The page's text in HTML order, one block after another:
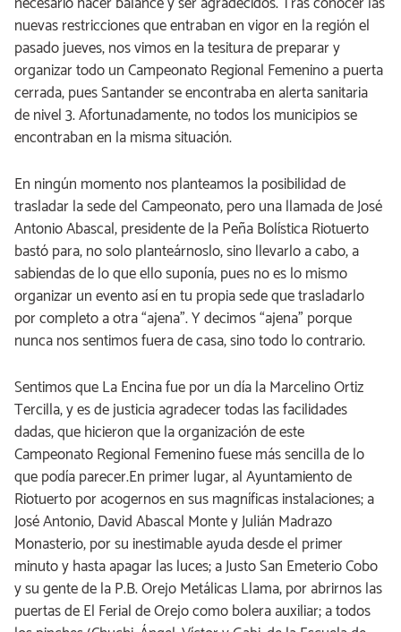
nuevas restricciones que entraban en vigor en la región el
pasado jueves, nos vimos en la tesitura de preparar y
organizar todo un Campeonato Regional Femenino a puerta
cerrada, pues Santander se encontraba en alerta sanitaria
de nivel 3. Afortunadamente, no todos los municipios se
encontraban en la misma situación.
En ningún momento nos planteamos la posibilidad de
trasladar la sede del Campeonato, pero una llamada de José
Antonio Abascal, presidente de la Peña Bolística Riotuerto
bastó para, no solo planteárnoslo, sino llevarlo a cabo, a
sabiendas de lo que ello suponía, pues no es lo mismo
organizar un evento así en tu propia sede que trasladarlo
por completo a otra “ajena”. Y decimos “ajena” porque
nunca nos sentimos fuera de casa, sino todo lo contrario.
Sentimos que La Encina fue por un día la Marcelino Ortiz
Tercilla, y es de justicia agradecer todas las facilidades
dadas, que hicieron que la organización de este
Campeonato Regional Femenino fuese más sencilla de lo
que podía parecer.En primer lugar, al Ayuntamiento de
Riotuerto por acogernos en sus magníficas instalaciones; a
José Antonio, David Abascal Monte y Julián Madrazo
Monasterio, por su inestimable ayuda desde el primer
minuto y hasta apagar las luces; a Justo San Emeterio Cobo
y su gente de la P.B. Orejo Metálicas Llama, por abrirnos las
puertas de El Ferial de Orejo como bolera auxiliar; a todos